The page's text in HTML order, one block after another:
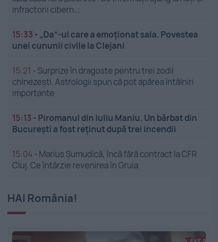
infractorii cibern...
15:33 - „Da”-ul care a emoționat sala. Povestea
unei cununii civile la Clejani
15:21 - Surprize în dragoste pentru trei zodii
chinezești. Astrologii spun că pot apărea întâlniri
importante
15:13 - Piromanul din Iuliu Maniu. Un bărbat din
București a fost reținut după trei incendii
15:04 - Marius Șumudică, încă fără contract la CFR
Cluj. Ce întârzie revenirea în Gruia
HAI România!